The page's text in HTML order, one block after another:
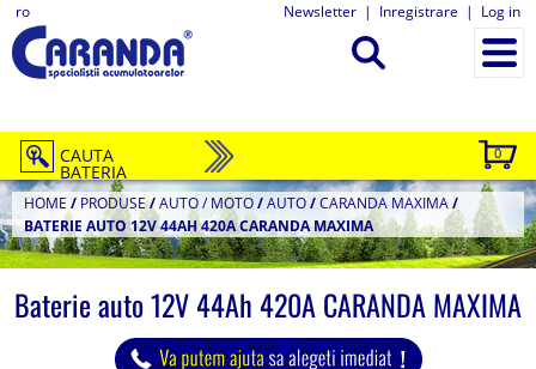
ro Newsletter | Inregistrare | Log in
0
CAUTA
BATERIA
HOME / PRODUSE/AUTO / MOTO/AUTO/CARANDA MAXIMA/
BATERIE AUTO 12V 44AH 420A CARANDA MAXIMA
Baterie auto 12V 44Ah 420A CARANDA MAXIMA